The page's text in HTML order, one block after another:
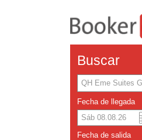
Buscar
Fecha de llegada
Fecha de salida